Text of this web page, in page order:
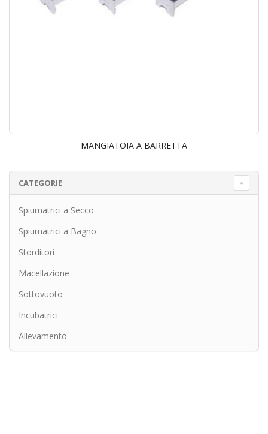
MANGIATOIA A BARRETTA
CATEGORIE
Spiumatrici a Secco
Spiumatrici a Bagno
Storditori
Macellazione
Sottovuoto
Incubatrici
Allevamento